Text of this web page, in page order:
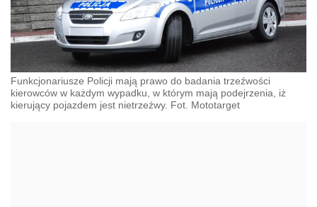
Funkcjonariusze Policji mają prawo do badania trzeźwości
kierowców w każdym wypadku, w którym mają podejrzenia, iż
kierujący pojazdem jest nietrzeźwy. Fot. Mototarget